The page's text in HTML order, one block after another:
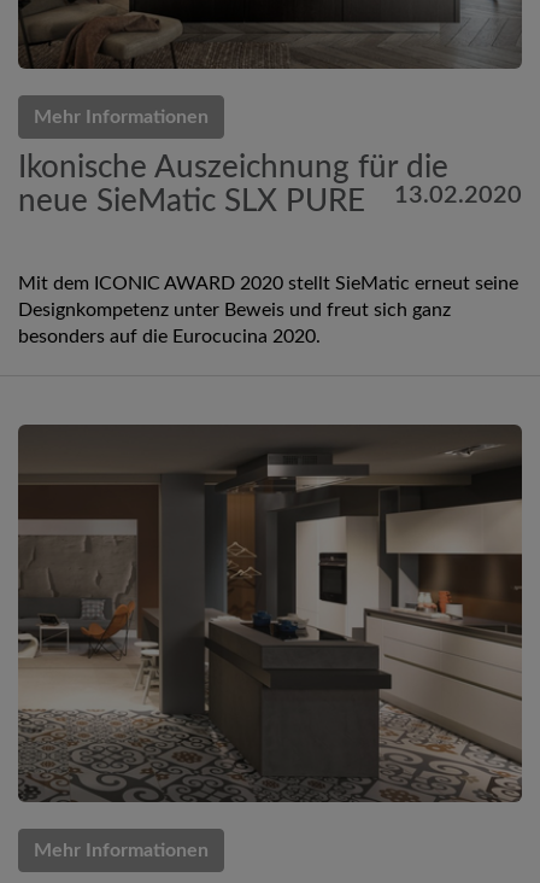
Mehr Informationen
Ikonische Auszeichnung für die
neue SieMatic SLX PURE
13.02.2020
Mit dem ICONIC AWARD 2020 stellt SieMatic erneut seine
Designkompetenz unter Beweis und freut sich ganz
besonders auf die Eurocucina 2020.
Mehr Informationen